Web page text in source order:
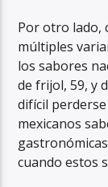
Por otro lado,
múltiples
los sabores
de frijol, 59, y
difícil
mexicanos
cuando estos